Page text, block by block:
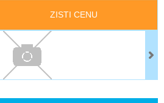
ZISTI CENU